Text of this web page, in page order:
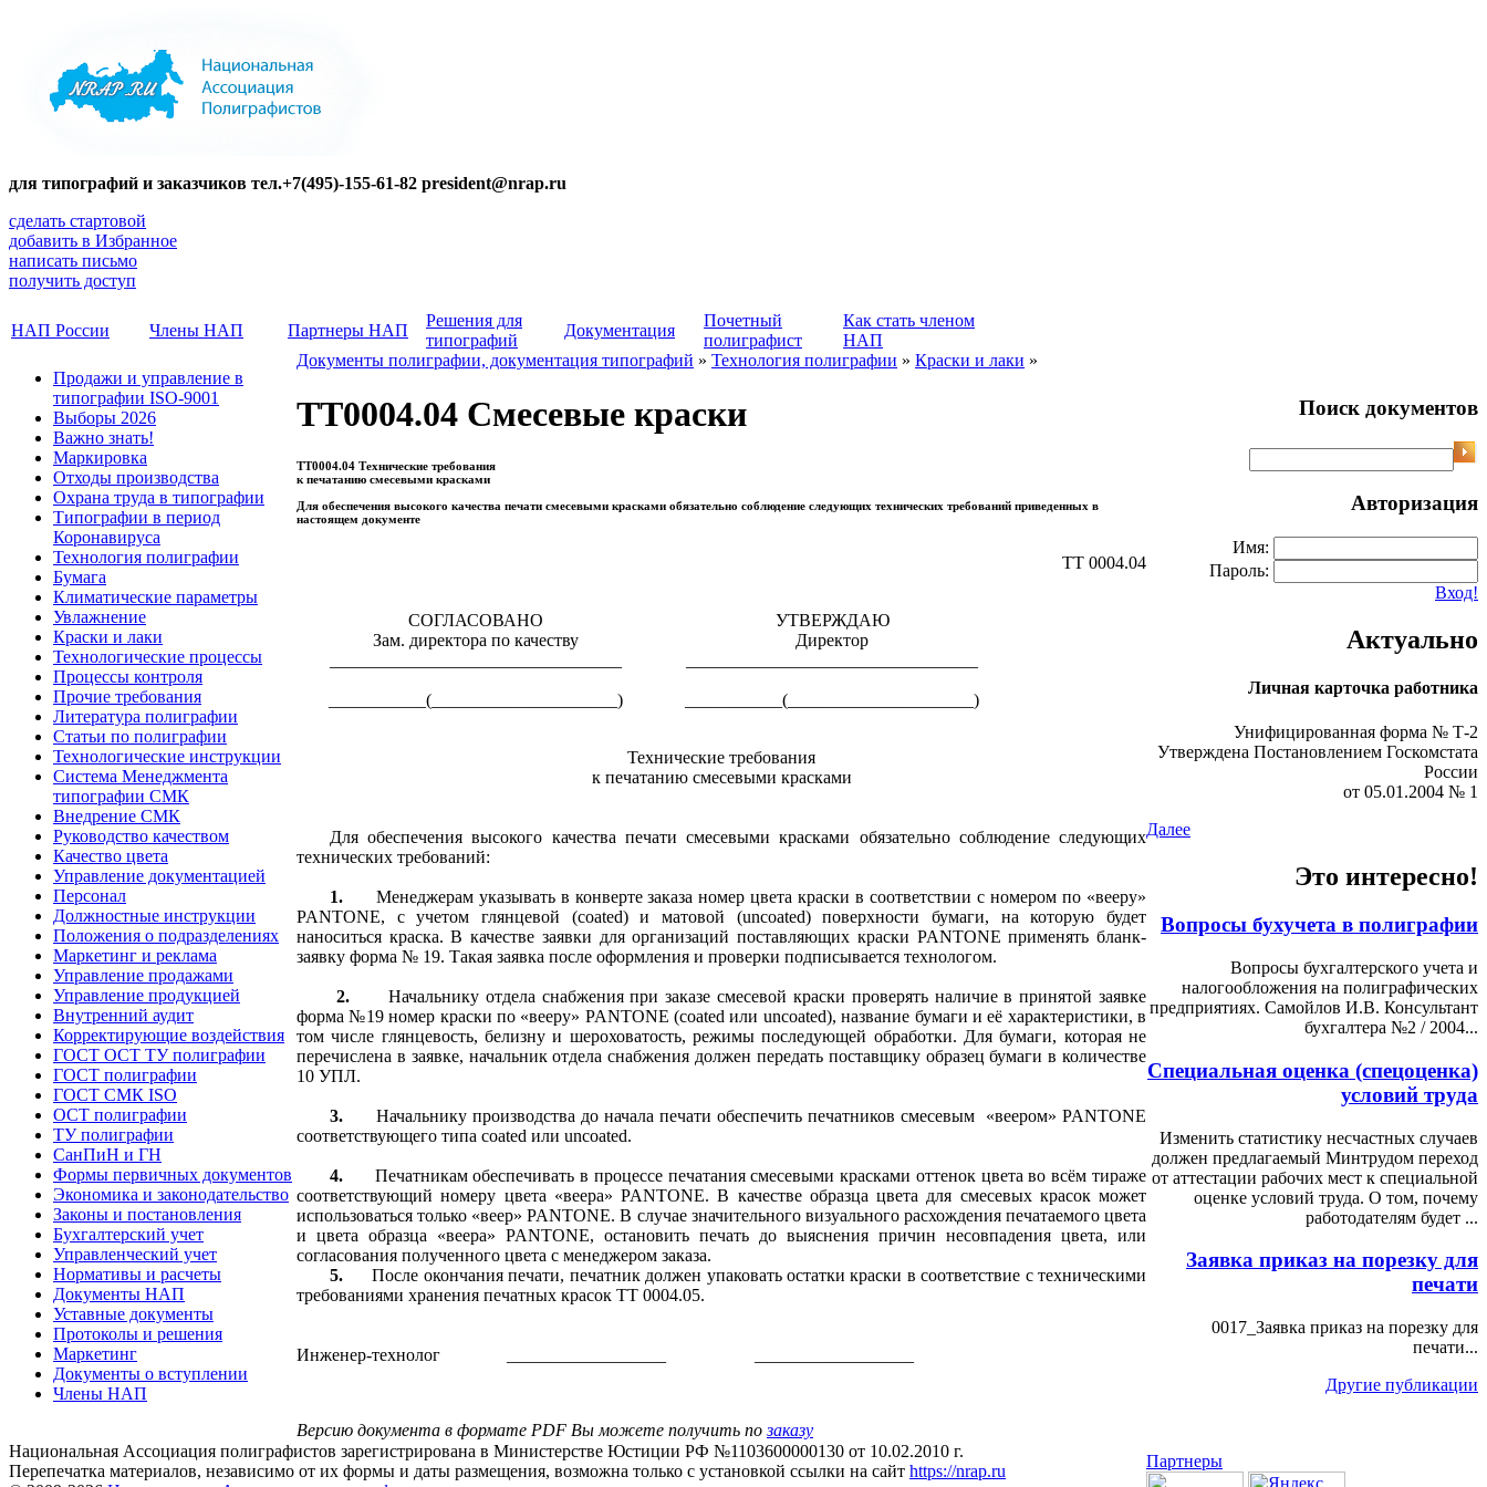
для типографий и заказчиков тел.+7(495)-155-61-82 president@nrap.ru
сделать стартовой
добавить в Избранное
написать письмо
получить доступ
НАП России Члены НАП Партнеры НАП
Решения для
типографий
Документация
Почетный
полиграфист
Как стать членом
НАП
Продажи и управление в
типографии ISO-9001
Выборы 2026
Важно знать!
Маркировка
Отходы производства
Охрана труда в типографии
Типографии в период
Коронавируса
Технология полиграфии
Бумага
Климатические параметры
Увлажнение
Краски и лаки
Технологические процессы
Процессы контроля
Прочие требования
Литература полиграфии
Статьи по полиграфии
Технологические инструкции
Система Менеджмента
типографии СМК
Внедрение СМК
Руководство качеством
Качество цвета
Управление документацией
Персонал
Должностные инструкции
Положения о подразделениях
Маркетинг и реклама
Управление продажами
Управление продукцией
Внутренний аудит
Корректирующие воздействия
ГОСТ ОСТ ТУ полиграфии
ГОСТ полиграфии
ГОСТ СМК ISO
ОСТ полиграфии
ТУ полиграфии
СанПиН и ГН
Формы первичных документов
Экономика и законодательство
Законы и постановления
Бухгалтерский учет
Управленческий учет
Нормативы и расчеты
Документы НАП
Уставные документы
Протоколы и решения
Маркетинг
Документы о вступлении
Члены НАП
Документы полиграфии, документация типографий » Технология полиграфии » Краски и лаки »
ТТ0004.04 Смесевые краски
ТТ0004.04 Технические требования
к печатанию смесевыми красками
Для обеспечения высокого качества печати смесевыми красками обязательно соблюдение следующих технических требований приведенных в
настоящем документе
ТТ 0004.04
СОГЛАСОВАНО
Зам. директора по качеству
___________(_____________________)
УТВЕРЖДАЮ
Директор
___________(_____________________)
Технические требования
к печатанию смесевыми красками
Для обеспечения высокого качества печати смесевыми красками обязательно соблюдение следующих
технических требований:
1.
Менеджерам указывать в конверте заказа номер цвета краски в соответствии с номером по «вееру»
PANTONE, с учетом глянцевой (coated) и матовой (uncoated) поверхности бумаги, на которую будет
наноситься краска. В качестве заявки для организаций поставляющих краски PANTONE применять бланк-
заявку форма № 19. Такая заявка после оформления и проверки подписывается технологом.
2.
Начальнику отдела снабжения при заказе смесевой краски проверять наличие в принятой заявке
форма №19 номер краски по «вееру» PANTONE (coated или uncoated), название бумаги и её характеристики, в
том числе глянцевость, белизну и шероховатость, режимы последующей обработки. Для бумаги, которая не
перечислена в заявке, начальник отдела снабжения должен передать поставщику образец бумаги в количестве
10 УПЛ.
3.
Начальнику производства до начала печати обеспечить печатников смесевым «веером» PANTONE
соответствующего типа coated или uncoated.
4.
Печатникам обеспечивать в процессе печатания смесевыми красками оттенок цвета во всём тираже
соответствующий номеру цвета «веера» PANTONE. В качестве образца цвета для смесевых красок может
использоваться только «веер» PANTONE. В случае значительного визуального расхождения печатаемого цвета
и цвета образца «веера» PANTONE, остановить печать до выяснения причин несовпадения цвета, или
согласования полученного цвета с менеджером заказа.
5.
После окончания печати, печатник должен упаковать остатки краски в соответствие с техническими
требованиями хранения печатных красок ТТ 0004.05.
Инженер-технолог __________________ __________________
Версию документа в формате PDF Вы можете получить позаказу
Поиск документов
Авторизация
Имя:
Пароль:
Вход!
Актуально
Личная карточка работника
Унифицированная форма № Т-2
Утверждена Постановлением Госкомстата
России
от 05.01.2004 № 1
Далее
Это интересно!
Вопросы бухучета в полиграфии
Вопросы бухгалтерского учета и
налогообложения на полиграфических
предприятиях. Самойлов И.В. Консультант
бухгалтера №2 / 2004...
Специальная оценка (спецоценка)
условий труда
Изменить статистику несчастных случаев
должен предлагаемый Минтрудом переход
от аттестации рабочих мест к специальной
оценке условий труда. О том, почему
работодателям будет ...
Заявка приказ на порезку для
печати
0017_Заявка приказ на порезку для
печати...
Другие публикации
Национальная Ассоциация полиграфистов зарегистрирована в Министерстве Юстиции РФ №1103600000130 от 10.02.2010 г.
Перепечатка материалов, независимо от их формы и даты размещения, возможна только с установкой ссылки на сайт https://nrap.ru
Партнеры